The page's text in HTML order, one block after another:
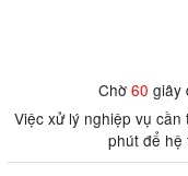
Chờ60 giây
Việc xử lý nghiệp vụ
phút để hệ